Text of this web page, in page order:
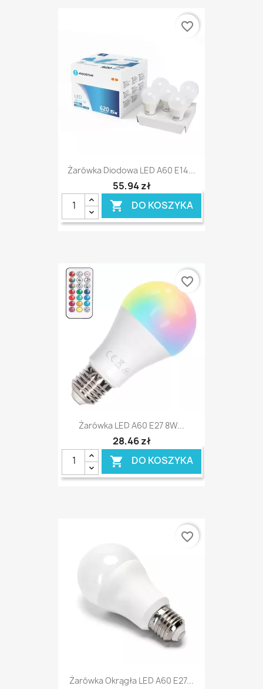
Żarówka Diodowa LED A60 E14...
55,94 zł
 DO KOSZYKA
favorite_border
Żarówka LED A60 E27 8W...
28,46 zł
 DO KOSZYKA
favorite_border
Żarówka Okrągła LED A60 E27...
favorite_border